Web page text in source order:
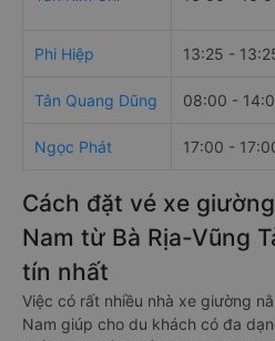
Phi Hiệp 13:25 -
Tân Quang Dũng 08:00 -
Ngọc Phát 17:00 -
Cách đặt vé xe
Nam từ Bà Rịa-Vũng
tín nhất
Việc có rất nhiều nhà xe giường
Nam giúp cho du khách có đa